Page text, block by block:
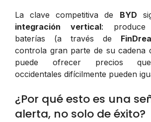
La clave competitiva de BYD
integración vertical: produce
baterías (a través de
controla gran parte de su cadena
puede ofrecer precios
occidentales difícilmente pueden
¿Por qué esto es una
alerta, no solo de éxito?